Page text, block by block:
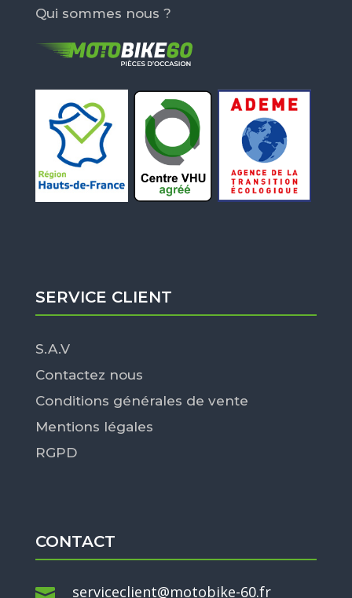
Qui sommes nous ?
SERVICE CLIENT
S.A.V
Contactez nous
Conditions générales de vente
Mentions légales
RGPD
CONTACT
serviceclient@motobike-60.fr